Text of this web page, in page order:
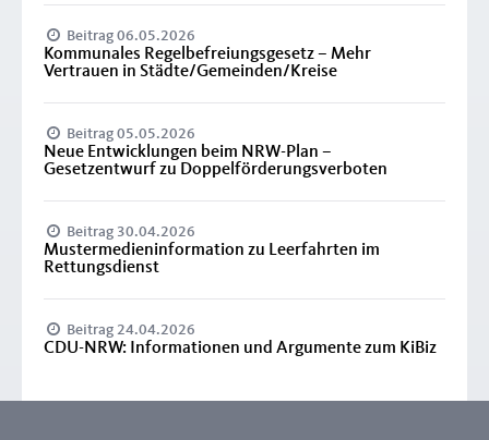
Beitrag 06.05.2026
Kommunales Regelbefreiungsgesetz – Mehr
Vertrauen in Städte/Gemeinden/Kreise
Beitrag 05.05.2026
Neue Entwicklungen beim NRW-Plan –
Gesetzentwurf zu Doppelförderungsverboten
Beitrag 30.04.2026
Mustermedieninformation zu Leerfahrten im
Rettungsdienst
Beitrag 24.04.2026
CDU-NRW: Informationen und Argumente zum KiBiz